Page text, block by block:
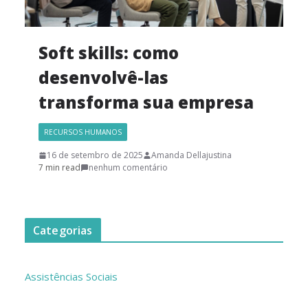
Soft skills: como
desenvolvê-las
transforma sua empresa
RECURSOS HUMANOS
16 de setembro de 2025
Amanda Dellajustina
7 min read
nenhum comentário
Categorias
Assistências Sociais